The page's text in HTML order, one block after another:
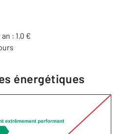
: 1,0 €
énergétiques